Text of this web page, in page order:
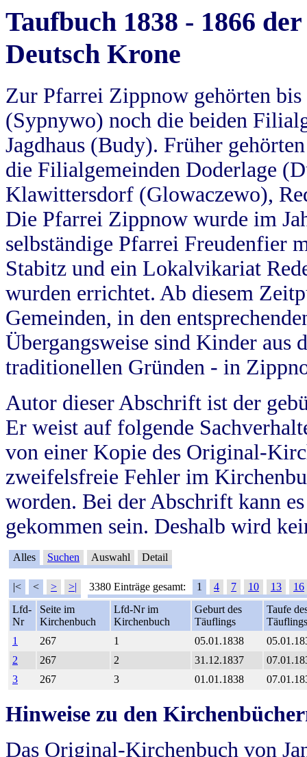
Taufbuch 1838 - 1866
Deutsch Krone
Zur Pfarrei Zippnow gehörten
(Sypnywo) noch die beiden
Jagdhaus (Budy). Früher
die Filialgemeinden Doderlage
Klawittersdorf (Glowaczewo),
Die Pfarrei Zippnow wurde im
selbständige Pfarrei Freudenfier
Stabitz und ein Lokalvikariat
wurden errichtet. Ab diesem
Gemeinden, in den
Übergangsweise sind Kinder aus
traditionellen Gründen - in
Autor dieser Abschrift ist der
Er weist auf folgende
von einer Kopie des Original-
zweifelsfreie Fehler im
worden. Bei der Abschrift kann
gekommen sein. Deshalb wird
Alles Suchen Auswahl Detail
|< < > >| 3380 Einträge gesamt: 1 4 7 10 13
16
Lfd-
Nr
Seite im
Kirchenbuch
Lfd-Nr im
Kirchenbuch
Geburt des
Täuflings
Taufe
Täuflings
1
267 1 05.01.1838
2
267 2 31.12.1837
3
267 3 01.01.1838
Hinweise zu den
Das Original-Kirchenbuch von